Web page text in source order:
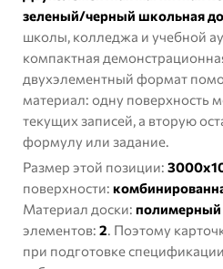
зеленый/черный школьная
школы, колледжа и учебной
компактная
двухэлементный формат
материал: одну поверхность
текущих записей, а вторую
формулу или задание.
Размер этой позиции:
поверхности:
Материал доски: полимерный
элементов: 2. Поэтому
при подготовке